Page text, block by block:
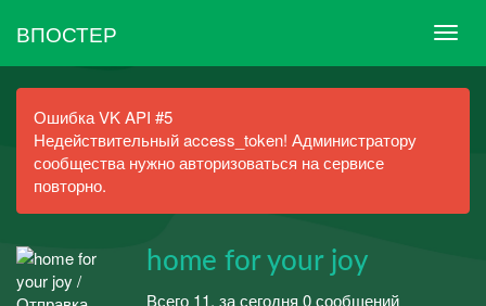
ВПОСТЕР
Ошибка VK API #5
Недействительный access_token! Администратору
сообщества нужно авторизоваться на сервисе
повторно.
home for your joy
Всего 11, за сегодня 0 сообщений